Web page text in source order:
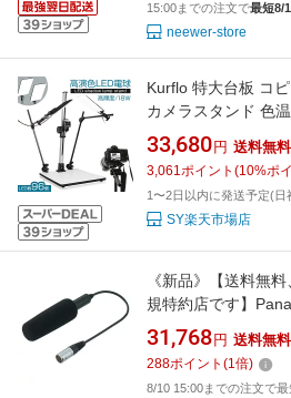
15:00までの注文で最短8/
neewer-store
Kurflo 特大台板 コ
カメラスタンド 色
影台 汎用雲台付き
ー機台
33,680 円 送料無料
3,061ポイント (10%ポ
1〜2日以内に発送予定(日
SY楽天市場店
《新品》【送料無
規特約店です】
性マイクロホン
31,768 円 送料無料
288ポイント (1倍)
8/10 15:00までの注文で